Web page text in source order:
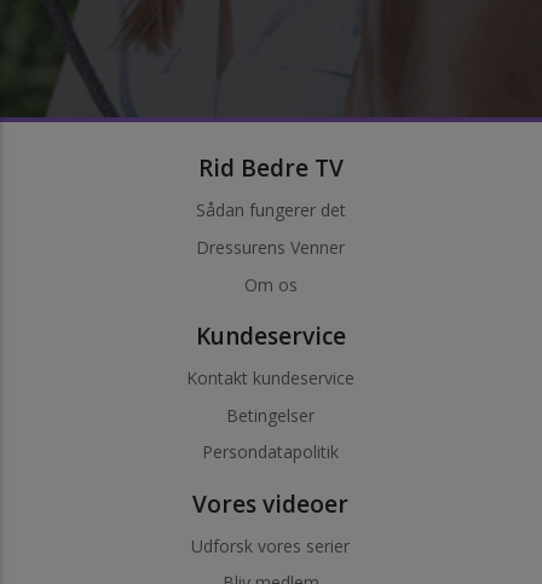
Rid Bedre TV
Sådan fungerer det
Dressurens Venner
Om os
Kundeservice
Kontakt kundeservice
Betingelser
Persondatapolitik
Vores videoer
Udforsk vores serier